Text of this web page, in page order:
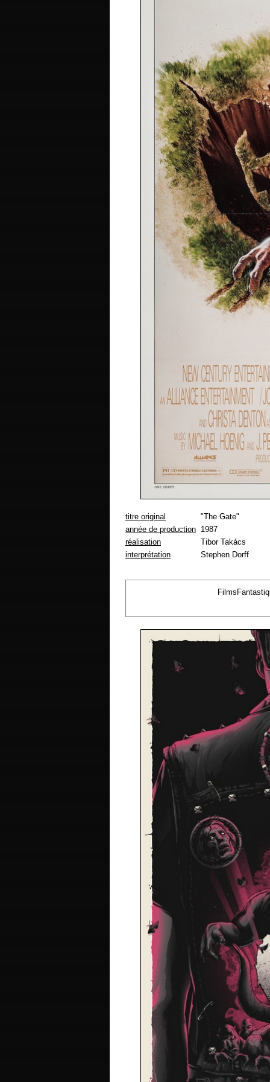
titre original
"The Gate"
année de production 1987
réalisation
Tibor Takács
interprétation
Stephen Dorff